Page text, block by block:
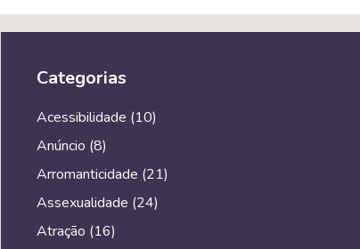
Categorias
Acessibilidade (10)
Anúncio (8)
Arromanticidade (21)
Assexualidade (24)
Atração (16)